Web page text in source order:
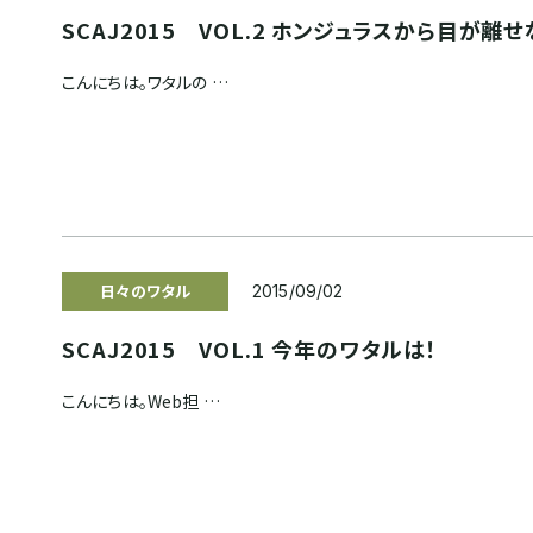
SCAJ2015 VOL.2 ホンジュラスから目が離せ
こんにちは。ワタルの …
日々のワタル 2015/09/02
SCAJ2015 VOL.1 今年のワタルは！
こんにちは。Web担 …